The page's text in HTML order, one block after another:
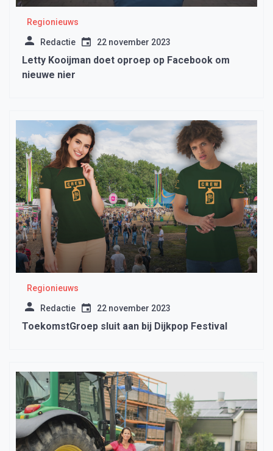
Regionieuws
Redactie 22 november 2023
Letty Kooijman doet oproep op Facebook om
nieuwe nier
Regionieuws
Redactie 22 november 2023
ToekomstGroep sluit aan bij Dijkpop Festival